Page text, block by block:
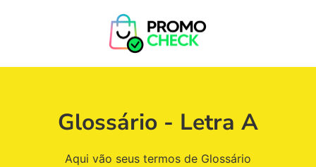
Glossário - Letra A
Aqui vão seus termos de Glossário